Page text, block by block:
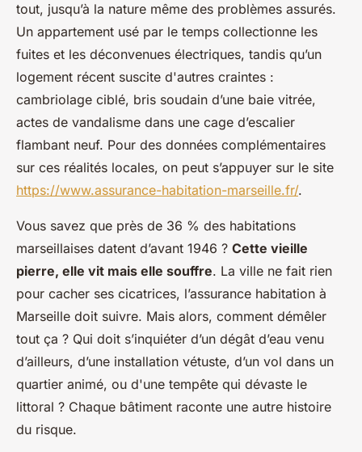
tout, jusqu’à la nature même des problèmes assurés.
Un appartement usé par le temps collectionne les
fuites et les déconvenues électriques, tandis qu’un
logement récent suscite d'autres craintes :
cambriolage ciblé, bris soudain d’une baie vitrée,
actes de vandalisme dans une cage d’escalier
flambant neuf. Pour des données complémentaires
sur ces réalités locales, on peut s’appuyer sur le site
https://www.assurance-habitation-marseille.fr/.
Vous savez que près de 36 % des habitations
marseillaises datent d’avant 1946 ? Cette vieille
pierre, elle vit mais elle souffre. La ville ne fait rien
pour cacher ses cicatrices, l’assurance habitation à
Marseille doit suivre. Mais alors, comment démêler
tout ça ? Qui doit s’inquiéter d’un dégât d’eau venu
d’ailleurs, d’une installation vétuste, d’un vol dans un
quartier animé, ou d'une tempête qui dévaste le
littoral ? Chaque bâtiment raconte une autre histoire
du risque.